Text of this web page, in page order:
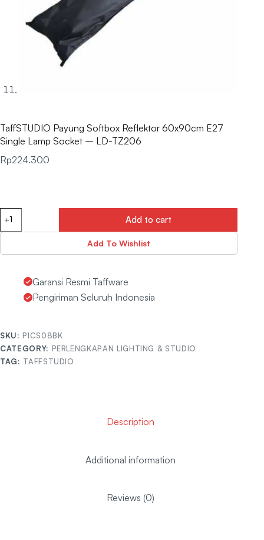
TaffSTUDIO Payung Softbox Reflektor 60x90cm E27
Single Lamp Socket – LD-TZ206
Rp224.300
Add to cart
Add To Wishlist
Garansi Resmi Taffware
Pengiriman Seluruh Indonesia
SKU:PICS08BK
CATEGORY: PERLENGKAPAN LIGHTING & STUDIO
TAG: TAFFSTUDIO
Description
Additional information
Reviews (0)